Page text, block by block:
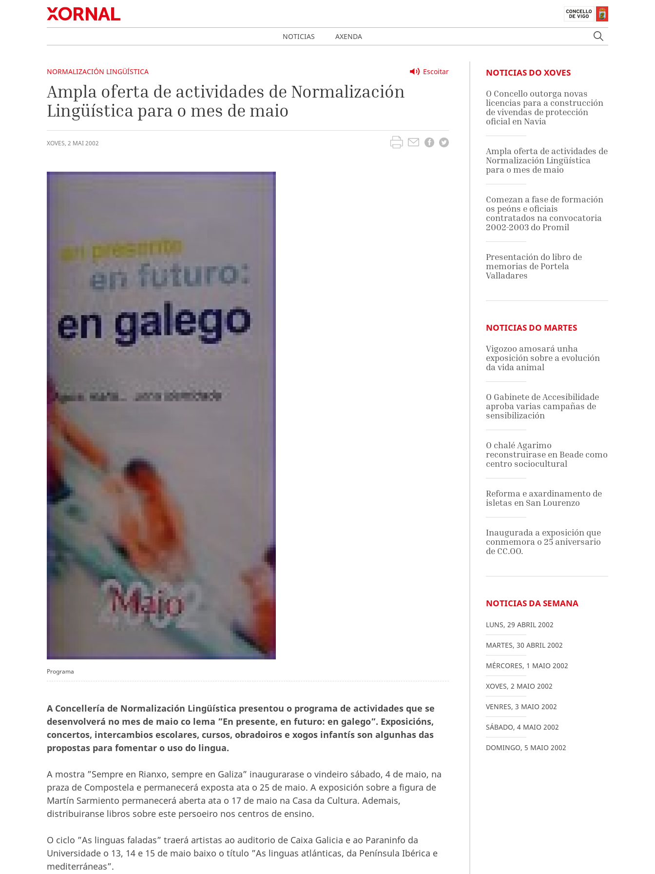
NOTICIAS AXENDA
Escoitar
NORMALIZACIÓN LINGÜÍSTICA
Ampla oferta de actividades de Normalización
Lingüística para o mes de maio
XOVES, 2 MAI2002
Programa
A Concellería de Normalización Lingüística presentou o programa de actividades que se
desenvolverá no mes de maio co lema ”En presente, en futuro: en galego”. Exposicións,
concertos, intercambios escolares, cursos, obradoiros e xogos infantís son algunhas das
propostas para fomentar o uso do lingua.
A mostra ”Sempre en Rianxo, sempre en Galiza” inaugurarase o vindeiro sábado, 4 de maio, na
praza de Compostela e permanecerá exposta ata o 25 de maio. A exposición sobre a figura de
Martín Sarmiento permanecerá aberta ata o 17 de maio na Casa da Cultura. Ademais,
distribuiranse libros sobre este persoeiro nos centros de ensino.
O ciclo ”As linguas faladas” traerá artistas ao auditorio de Caixa Galicia e ao Paraninfo da
Universidade o 13, 14 e 15 de maio baixo o título ”As linguas atlánticas, da Península Ibérica e
mediterráneas”.
NOTICIAS DO XOVES
O Concello outorga novas
licencias para a construcción
de vivendas de protección
oficial en Navia
Ampla oferta de actividades de
Normalización Lingüística
para o mes de maio
Comezan a fase de formación
os peóns e oficiais
contratados na convocatoria
2002-2003 do Promil
Presentación do libro de
memorias de Portela
Valladares
NOTICIAS DO MARTES
Vigozoo amosará unha
exposición sobre a evolución
da vida animal
O Gabinete de Accesibilidade
aproba varias campañas de
sensibilización
O chalé Agarimo
reconstruirase en Beade como
centro sociocultural
Reforma e axardinamento de
isletas en San Lourenzo
Inaugurada a exposición que
conmemora o 25 aniversario
de CC.OO.
NOTICIAS DA SEMANA
LUNS, 29 ABRIL 2002
MARTES, 30 ABRIL 2002
MÉRCORES, 1 MAIO 2002
XOVES, 2 MAIO 2002
VENRES, 3 MAIO 2002
SÁBADO, 4 MAIO 2002
DOMINGO, 5 MAIO 2002